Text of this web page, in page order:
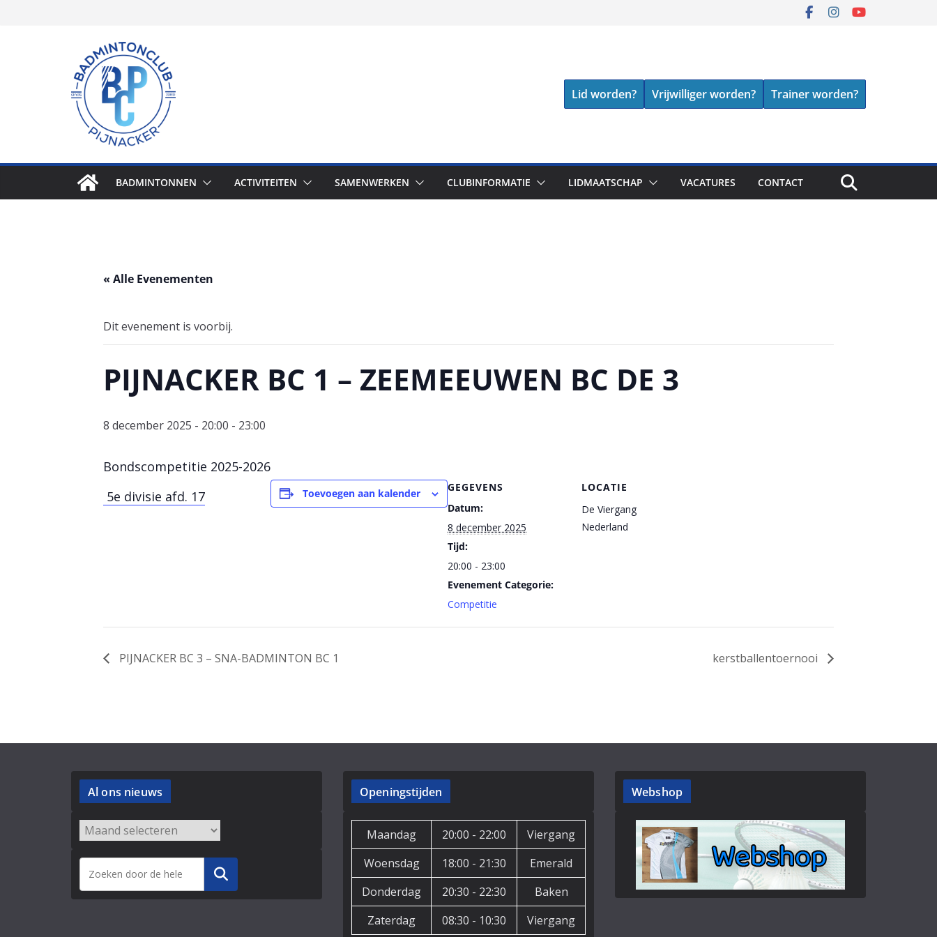
Lid worden? Vrijwilliger worden? Trainer worden?
BADMINTONNEN ACTIVITEITEN SAMENWERKEN CLUBINFORMATIE LIDMAATSCHAP VACATURES CONTACT
« Alle Evenementen
Dit evenement is voorbij.
PIJNACKER BC 1 – ZEEMEEUWEN BC DE 3
8 december 2025 - 20:00 - 23:00
Bondscompetitie 2025-2026
5e divisie afd. 17
Toevoegen aan kalender
GEGEVENS
Datum:
8 december 2025
Tijd:
20:00 - 23:00
Evenement Categorie:
Competitie
LOCATIE
De Viergang
Nederland
PIJNACKER BC 3 – SNA-BADMINTON BC 1 kerstballentoernooi
Al ons nieuws
Archieven
Zoeken
Openingstijden
Maandag 20:00 - 22:00
Viergang
Woensdag
18:00 - 21:30
Emerald
Donderdag
20:30 - 22:30
Baken
Zaterdag
08:30 - 10:30 Viergang
Webshop